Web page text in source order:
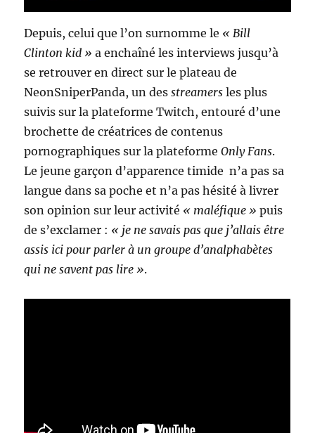
Depuis, celui que l’on surnomme le « Bill
Clinton kid » a enchaîné les interviews jusqu’à
se retrouver en direct sur le plateau de
NeonSniperPanda, un desstreamers les plus
suivis sur la plateforme Twitch, entouré d’une
brochette de créatrices de contenus
pornographiques sur la plateformeOnly Fans.
Le jeune garçon d’apparence timide n’a pas sa
langue dans sa poche et n’a pas hésité à livrer
son opinion sur leur activité « maléfique » puis
de s’exclamer : « je ne savais pas que j’allais être
assis ici pour parler à un groupe d’analphabètes
qui ne savent pas lire ».